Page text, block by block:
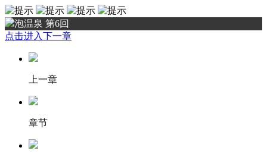
泡温泉 第6回
点击进入下一章
上一章
章节